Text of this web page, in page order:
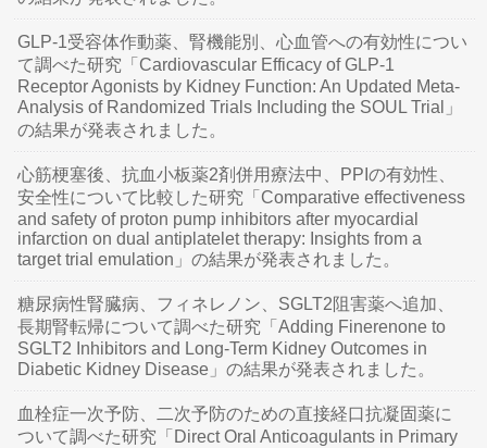
GLP-1受容体作動薬、腎機能別、心血管への有効性につい
て調べた研究「Cardiovascular Efficacy of GLP-1
Receptor Agonists by Kidney Function: An Updated Meta-
Analysis of Randomized Trials Including the SOUL Trial」
の結果が発表されました。
心筋梗塞後、抗血小板薬2剤併用療法中、PPIの有効性、
安全性について比較した研究「Comparative effectiveness
and safety of proton pump inhibitors after myocardial
infarction on dual antiplatelet therapy: Insights from a
target trial emulation」の結果が発表されました。
糖尿病性腎臓病、フィネレノン、SGLT2阻害薬へ追加、
長期腎転帰について調べた研究「Adding Finerenone to
SGLT2 Inhibitors and Long-Term Kidney Outcomes in
Diabetic Kidney Disease」の結果が発表されました。
血栓症一次予防、二次予防のための直接経口抗凝固薬に
ついて調べた研究「Direct Oral Anticoagulants in Primary